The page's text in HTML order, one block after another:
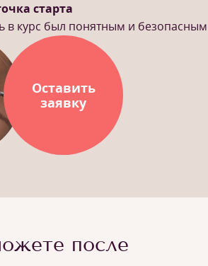
старта
в курс был понятным и безопасным
Оставить
заявку
после